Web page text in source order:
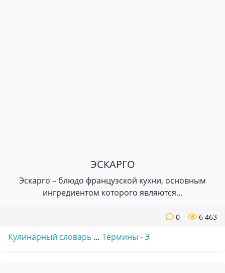
ЭСКАРГО
Эскарго – блюдо французской кухни, основным
ингредиентом которого являются...
6 463
0
Кулинарный словарь … Термины - Э